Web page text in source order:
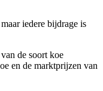
iedere bijdrage is
de soort koe
en de marktprijzen van